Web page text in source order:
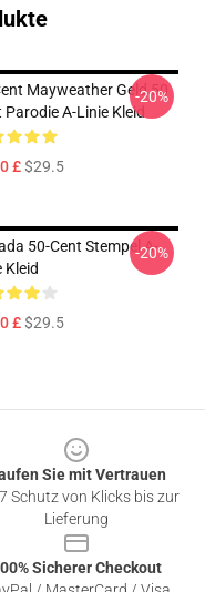
Mayweather Geld 50
Parodie A-Linie Kleid
£$29.5
-20%
50-Cent Stempel A-
Kleid
£$29.5
-20%
Sie mit Vertrauen
Schutz von Klicks bis zur
Lieferung
Sicherer Checkout